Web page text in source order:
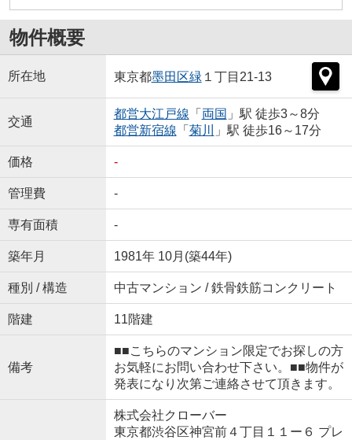
物件概要
所在地 東京都墨田区緑 １丁目21-13
交通
都営大江戸線 「 両国 」駅 徒歩3～8分
都営新宿線 「 菊川 」駅 徒歩16～17分
価格 -
管理費 -
専有面積 -
築年月 1981年 10月(築44年)
種別 / 構造 中古マンション / 鉄骨鉄筋コンクリート
階建 11階建
備考
■■こちらのマンション限定でお探しの方
お気軽にお問い合わせ下さい。■■物件が
発表になり次第ご連絡させて頂きます。
株式会社クローバー
東京都渋谷区神宮前４丁目１１ー６ プレ